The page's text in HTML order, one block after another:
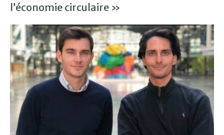
l’économie circulaire »